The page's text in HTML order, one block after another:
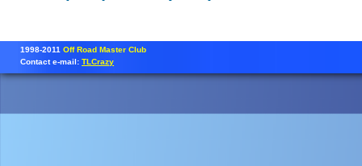
1998-2011 Off Road Master Club
Contact e-mail: TLCrazy